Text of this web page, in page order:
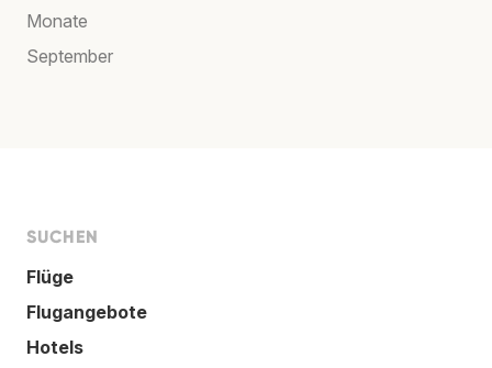
Monate
September
SUCHEN
Flüge
Flugangebote
Hotels